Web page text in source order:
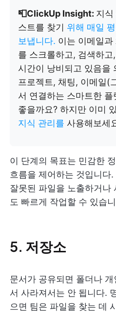
📮ClickUp Insight: 지식
스트를 찾기 위해 매일
보냅니다. 이는 이메일
를 스크롤하고, 검색하
시간이 낭비되고 있음을
프로젝트, 채팅, 이메일(
서 연결하는 스마트한
좋을까요? 하지만 이미
지식 관리를 사용해보세
이 단계의 목표는 민감한
흐름을 제어하는 것입니다
잘못된 파일을 노출하거나
도 빠르게 작업할 수 있습
5. 저장소
문서가 공유되면 폴더나
서 사라져서는 안 됩니다.
으면 팀은 파일을 찾는 데